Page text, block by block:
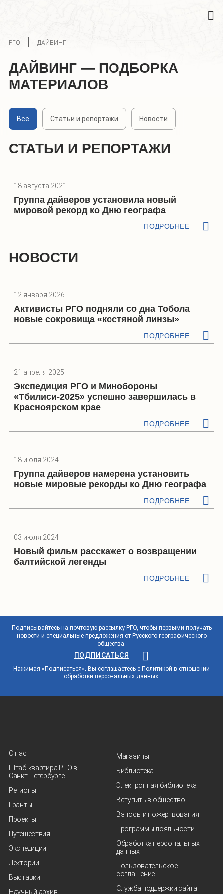
РГО ДАЙВИНГ
ДАЙВИНГ — ПОДБОРКА
МАТЕРИАЛОВ
Все Статьи и репортажи Новости
СТАТЬИ И РЕПОРТАЖИ
18 августа 2021
Группа дайверов установила новый
мировой рекорд ко Дню географа
ПОДРОБНЕЕ
НОВОСТИ
12 января 2026
Активисты РГО подняли со дна Тобола
новые сокровища «костяной линзы»
ПОДРОБНЕЕ
21 апреля 2025
Экспедиция РГО и Минобороны
«Тбилиси-2025» успешно завершилась в
Красноярском крае
ПОДРОБНЕЕ
18 июля 2024
Группа дайверов намерена установить
новые мировые рекорды ко Дню географа
ПОДРОБНЕЕ
03 июля 2024
Новый фильм расскажет о возвращении
балтийской легенды
ПОДРОБНЕЕ
Подписывайтесь на почтовую рассылку РГО, чтобы первыми получать
новости и специальные предложения от Русского географического
общества.
ПОДПИСАТЬСЯ
Нажимая «Подписаться», Вы соглашаетесь с Политикой в отношении
обработки персональных данных.
О нас
Штаб-квартира РГО в
Санкт‑Петербурге
Регионы
Гранты
Проекты
Путешествия
Экспедиции
Лектории
Выставки
Научный архив
Магазины
Библиотека
Электронная библиотека
Вступить в общество
Взносы и пожертвования
Программы лояльности
Обработка персональных
данных
Пользовательское
соглашение
Служба поддержки сайта